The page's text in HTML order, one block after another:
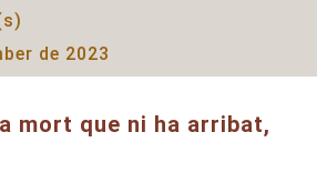
de 2023
mort que ni ha arribat,